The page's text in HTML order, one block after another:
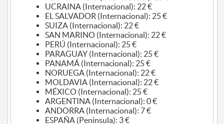
UCRAINA (Internacional): 22 €
EL SALVADOR (Internacional): 25 €
SUIZA (Internacional): 22 €
SAN MARINO (Internacional): 22 €
PERÚ (Internacional): 25 €
PARAGUAY (Internacional): 25 €
PANAMÁ (Internacional): 25 €
NORUEGA (Internacional): 22 €
MOLDAVIA (Internacional): 22 €
MÉXICO (Internacional): 25 €
ARGENTINA (Internacional): 0 €
ANDORRA (Internacional): 7 €
ESPAÑA (Peninsula): 3 €